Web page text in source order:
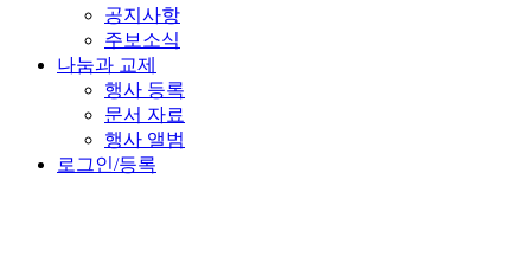
공지사항
주보소식
나눔과 교제
행사 등록
문서 자료
행사 앨범
로그인/등록